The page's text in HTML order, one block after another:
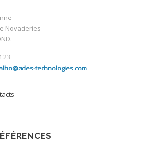
Novacieries
23
technologies.com